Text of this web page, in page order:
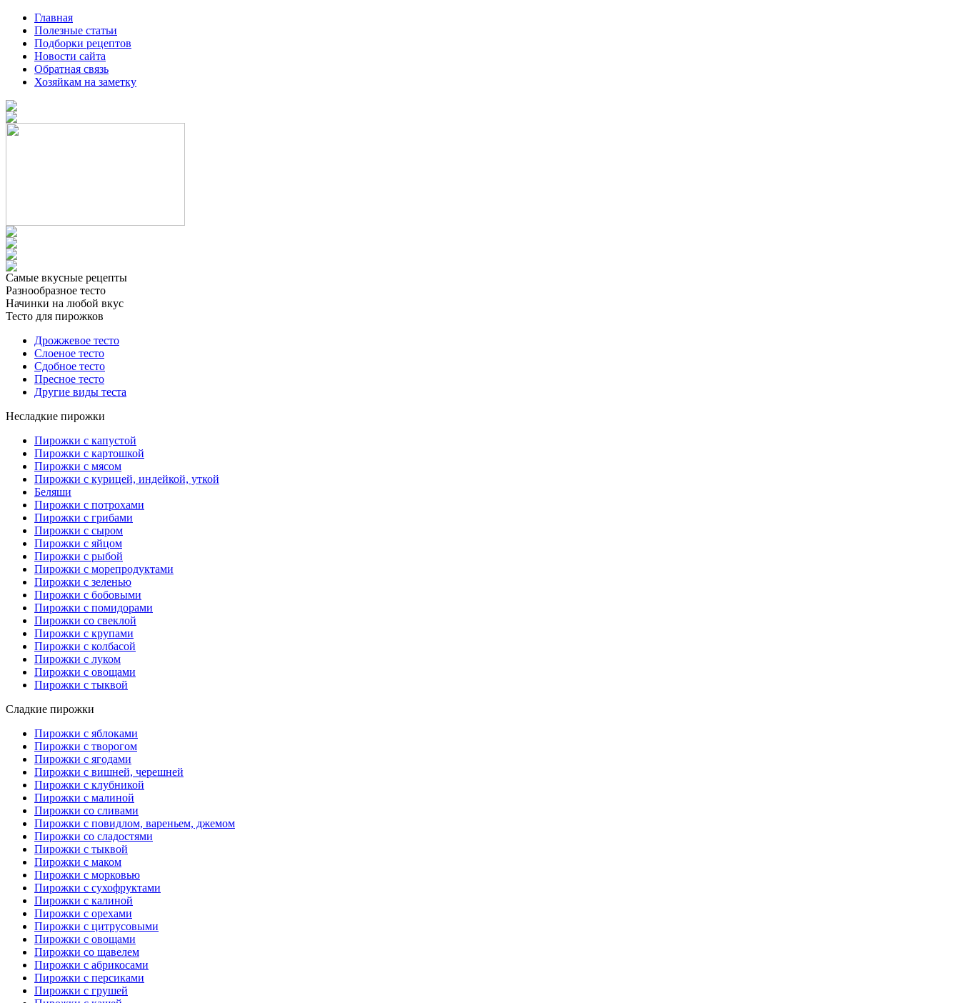
Главная
Полезные статьи
Подборки рецептов
Новости сайта
Обратная связь
Хозяйкам на заметку
Самые вкусные рецепты
Разнообразное тесто
Начинки на любой вкус
Тесто для пирожков
Дрожжевое тесто
Слоеное тесто
Сдобное тесто
Пресное тесто
Другие виды теста
Несладкие пирожки
Пирожки с капустой
Пирожки с картошкой
Пирожки с мясом
Пирожки с курицей, индейкой, уткой
Беляши
Пирожки с потрохами
Пирожки с грибами
Пирожки с сыром
Пирожки с яйцом
Пирожки с рыбой
Пирожки с морепродуктами
Пирожки с зеленью
Пирожки с бобовыми
Пирожки с помидорами
Пирожки со свеклой
Пирожки с крупами
Пирожки с колбасой
Пирожки с луком
Пирожки с овощами
Пирожки с тыквой
Сладкие пирожки
Пирожки с яблоками
Пирожки с творогом
Пирожки с ягодами
Пирожки с вишней, черешней
Пирожки с клубникой
Пирожки с малиной
Пирожки со сливами
Пирожки с повидлом, вареньем, джемом
Пирожки со сладостями
Пирожки с тыквой
Пирожки с маком
Пирожки с морковью
Пирожки с сухофруктами
Пирожки с калиной
Пирожки с орехами
Пирожки с цитрусовыми
Пирожки с овощами
Пирожки со щавелем
Пирожки с абрикосами
Пирожки с персиками
Пирожки с грушей